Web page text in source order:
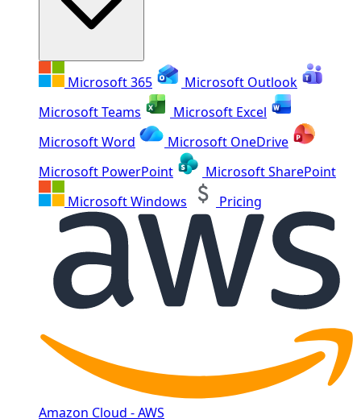
Microsoft 365
Microsoft Outlook
Microsoft Teams
Microsoft Excel
Microsoft Word
Microsoft OneDrive
Microsoft PowerPoint
Microsoft SharePoint
Microsoft Windows
Pricing
Amazon Cloud - AWS